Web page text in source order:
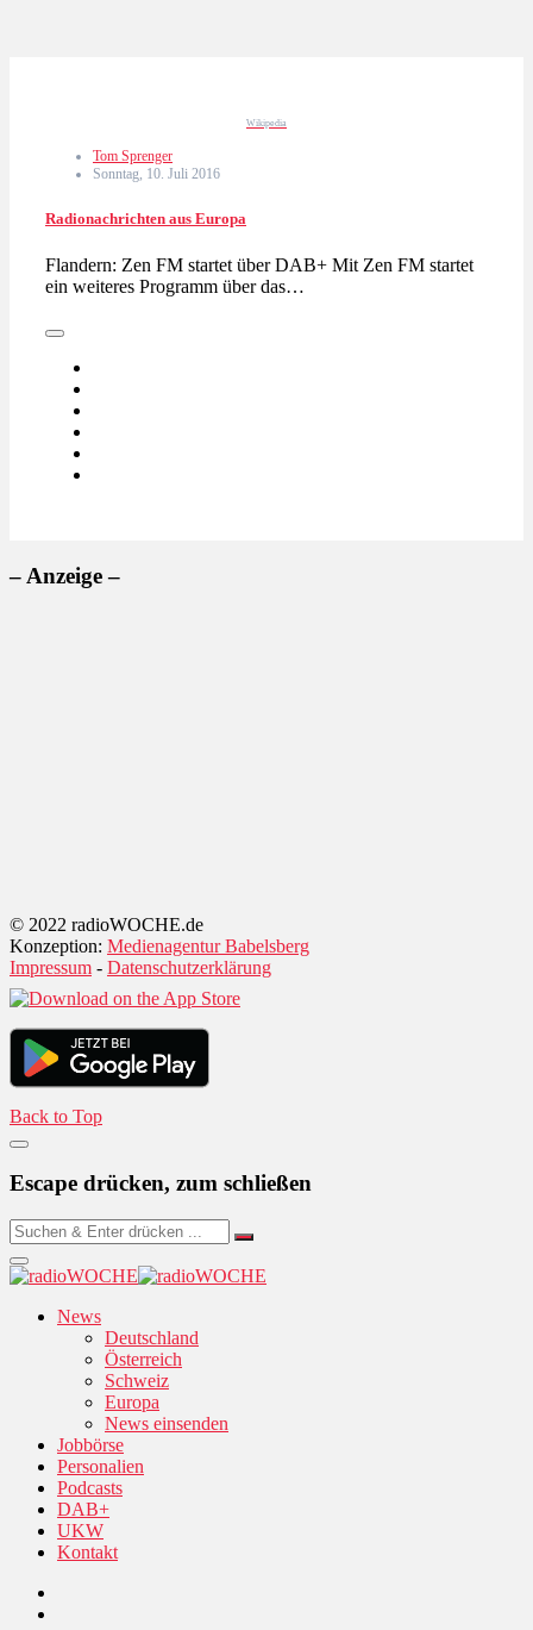
Wikipedia
Tom Sprenger
Sonntag, 10. Juli 2016
Radionachrichten aus Europa
Flandern: Zen FM startet über DAB+ Mit Zen FM startet
ein weiteres Programm über das…
– Anzeige –
© 2022 radioWOCHE.de
Konzeption: Medienagentur Babelsberg
Impressum - Datenschutzerklärung
Back to Top
Escape drücken, zum schließen
News
Deutschland
Österreich
Schweiz
Europa
News einsenden
Jobbörse
Personalien
Podcasts
DAB+
UKW
Kontakt